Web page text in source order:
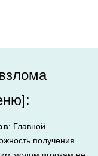
: Главной
получения